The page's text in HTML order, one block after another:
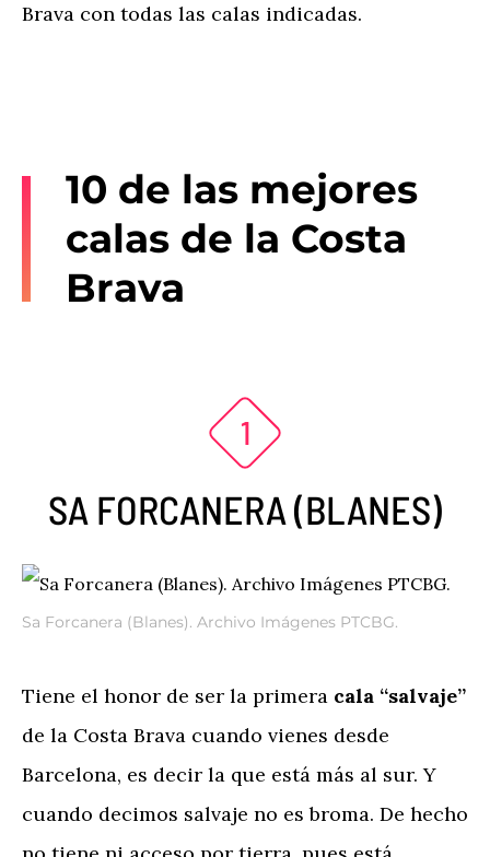
Brava con todas las calas indicadas.
10 de las mejores
calas de la Costa
Brava
SA FORCANERA (BLANES)
Sa Forcanera (Blanes). Archivo Imágenes PTCBG.
Tiene el honor de ser la primera cala “salvaje”
de la Costa Brava cuando vienes desde
Barcelona, es decir la que está más al sur. Y
cuando decimos salvaje no es broma. De hecho